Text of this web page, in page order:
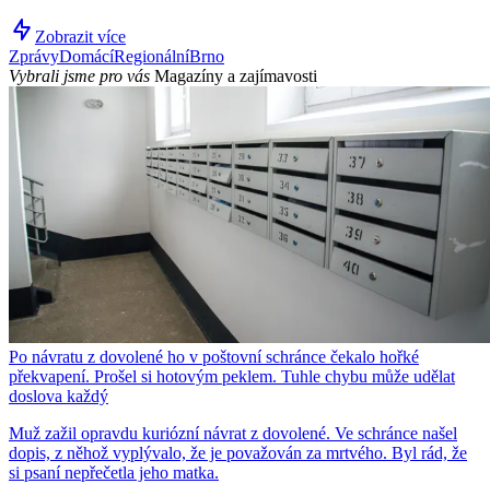
Zobrazit více
ZprávyDomácíRegionálníBrno
Vybrali jsme pro vás Magazíny a zajímavosti
Po návratu z dovolené ho v poštovní schránce čekalo hořké
překvapení. Prošel si hotovým peklem. Tuhle chybu může udělat
doslova každý
Muž zažil opravdu kuriózní návrat z dovolené. Ve schránce našel
dopis, z něhož vyplývalo, že je považován za mrtvého. Byl rád, že
si psaní nepřečetla jeho matka.